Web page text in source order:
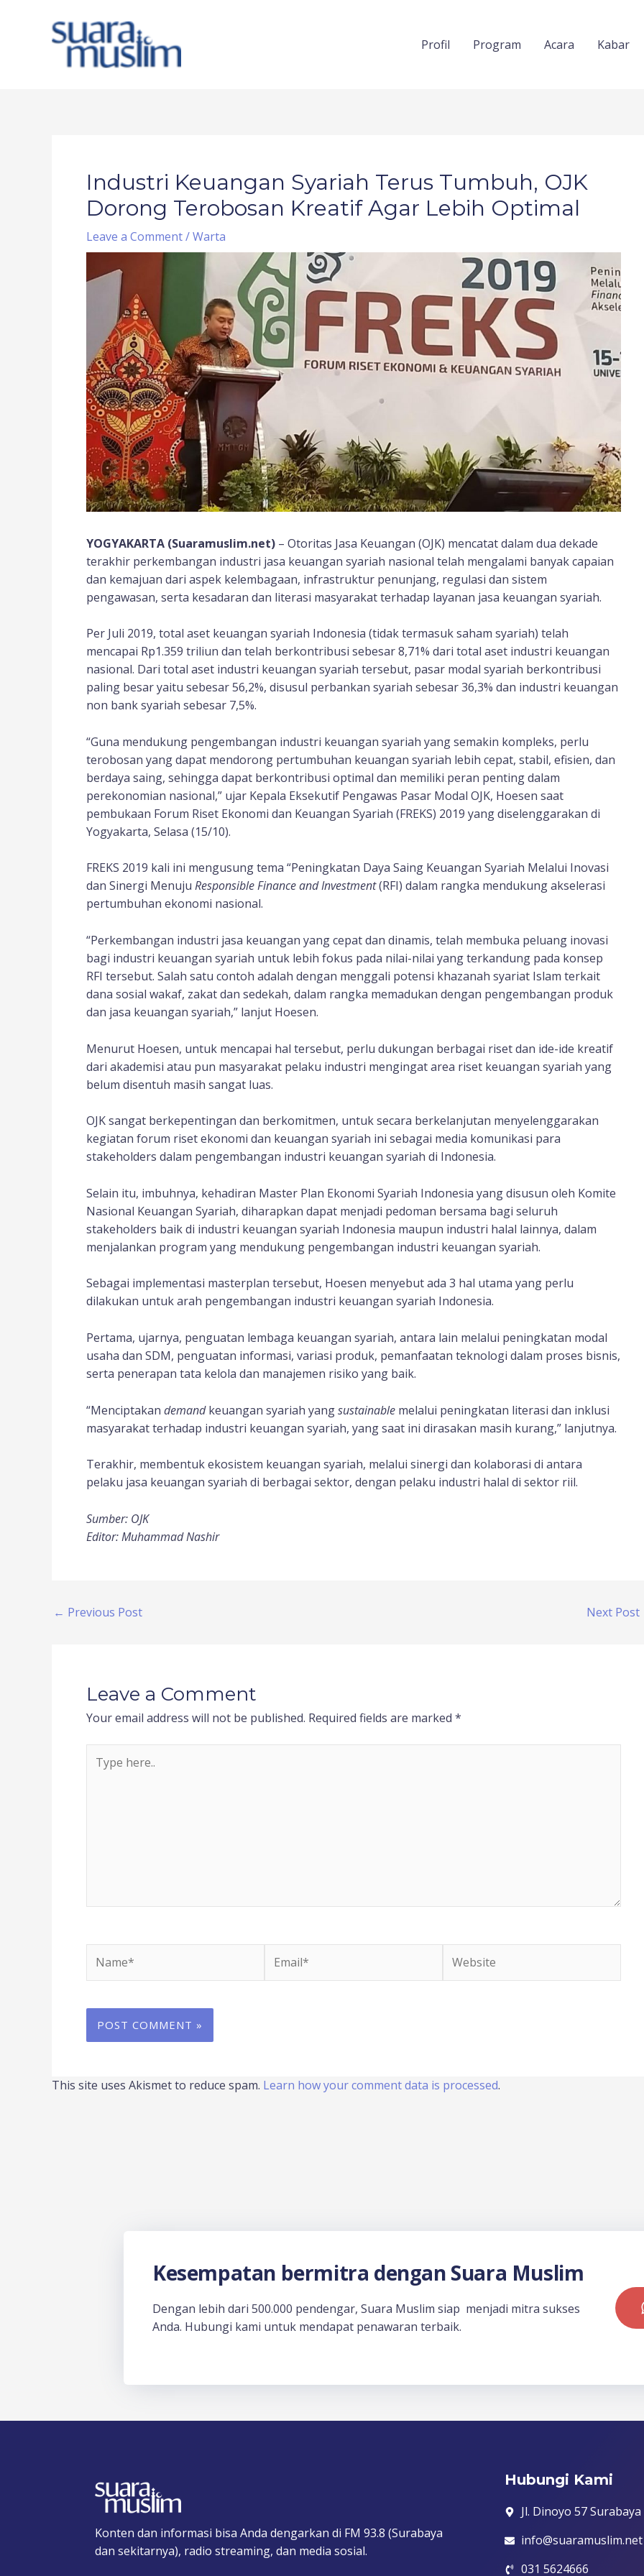
Profil Program Acara Kabar
Industri Keuangan Syariah Terus Tumbuh, OJK
Dorong Terobosan Kreatif Agar Lebih Optimal
Leave a Comment/Warta
YOGYAKARTA (Suaramuslim.net) – Otoritas Jasa Keuangan (OJK) mencatat dalam dua dekade
terakhir perkembangan industri jasa keuangan syariah nasional telah mengalami banyak capaian
dan kemajuan dari aspek kelembagaan, infrastruktur penunjang, regulasi dan sistem
pengawasan, serta kesadaran dan literasi masyarakat terhadap layanan jasa keuangan syariah.
Per Juli 2019, total aset keuangan syariah Indonesia (tidak termasuk saham syariah) telah
mencapai Rp1.359 triliun dan telah berkontribusi sebesar 8,71% dari total aset industri keuangan
nasional. Dari total aset industri keuangan syariah tersebut, pasar modal syariah berkontribusi
paling besar yaitu sebesar 56,2%, disusul perbankan syariah sebesar 36,3% dan industri keuangan
non bank syariah sebesar 7,5%.
“Guna mendukung pengembangan industri keuangan syariah yang semakin kompleks, perlu
terobosan yang dapat mendorong pertumbuhan keuangan syariah lebih cepat, stabil, efisien, dan
berdaya saing, sehingga dapat berkontribusi optimal dan memiliki peran penting dalam
perekonomian nasional,” ujar Kepala Eksekutif Pengawas Pasar Modal OJK, Hoesen saat
pembukaan Forum Riset Ekonomi dan Keuangan Syariah (FREKS) 2019 yang diselenggarakan di
Yogyakarta, Selasa (15/10).
FREKS 2019 kali ini mengusung tema “Peningkatan Daya Saing Keuangan Syariah Melalui Inovasi
dan Sinergi Menuju Responsible Finance and Investment(RFI) dalam rangka mendukung akselerasi
pertumbuhan ekonomi nasional.
“Perkembangan industri jasa keuangan yang cepat dan dinamis, telah membuka peluang inovasi
bagi industri keuangan syariah untuk lebih fokus pada nilai-nilai yang terkandung pada konsep
RFI tersebut. Salah satu contoh adalah dengan menggali potensi khazanah syariat Islam terkait
dana sosial wakaf, zakat dan sedekah, dalam rangka memadukan dengan pengembangan produk
dan jasa keuangan syariah,” lanjut Hoesen.
Menurut Hoesen, untuk mencapai hal tersebut, perlu dukungan berbagai riset dan ide-ide kreatif
dari akademisi atau pun masyarakat pelaku industri mengingat area riset keuangan syariah yang
belum disentuh masih sangat luas.
OJK sangat berkepentingan dan berkomitmen, untuk secara berkelanjutan menyelenggarakan
kegiatan forum riset ekonomi dan keuangan syariah ini sebagai media komunikasi para
stakeholders dalam pengembangan industri keuangan syariah di Indonesia.
Selain itu, imbuhnya, kehadiran Master Plan Ekonomi Syariah Indonesia yang disusun oleh Komite
Nasional Keuangan Syariah, diharapkan dapat menjadi pedoman bersama bagi seluruh
stakeholders baik di industri keuangan syariah Indonesia maupun industri halal lainnya, dalam
menjalankan program yang mendukung pengembangan industri keuangan syariah.
Sebagai implementasi masterplan tersebut, Hoesen menyebut ada 3 hal utama yang perlu
dilakukan untuk arah pengembangan industri keuangan syariah Indonesia.
Pertama, ujarnya, penguatan lembaga keuangan syariah, antara lain melalui peningkatan modal
usaha dan SDM, penguatan informasi, variasi produk, pemanfaatan teknologi dalam proses bisnis,
serta penerapan tata kelola dan manajemen risiko yang baik.
“Menciptakan demandkeuangan syariah yangsustainable melalui peningkatan literasi dan inklusi
masyarakat terhadap industri keuangan syariah, yang saat ini dirasakan masih kurang,” lanjutnya.
Terakhir, membentuk ekosistem keuangan syariah, melalui sinergi dan kolaborasi di antara
pelaku jasa keuangan syariah di berbagai sektor, dengan pelaku industri halal di sektor riil.
Sumber: OJK
Editor: Muhammad Nashir
← Previous Post Next Post
Leave a Comment
Your email address will not be published. Required fields are marked *
here..
This site uses Akismet to reduce spam. Learn how your comment data is processed.
Kesempatan bermitra dengan Suara Muslim
Dengan lebih dari 500.000 pendengar, Suara Muslim siap menjadi mitra sukses
Anda. Hubungi kami untuk mendapat penawaran terbaik.
Konten dan informasi bisa Anda dengarkan di FM 93.8 (Surabaya
dan sekitarnya), radio streaming, dan media sosial.
Hubungi Kami
Jl. Dinoyo 57
info@suaramuslim.net
031 5624666